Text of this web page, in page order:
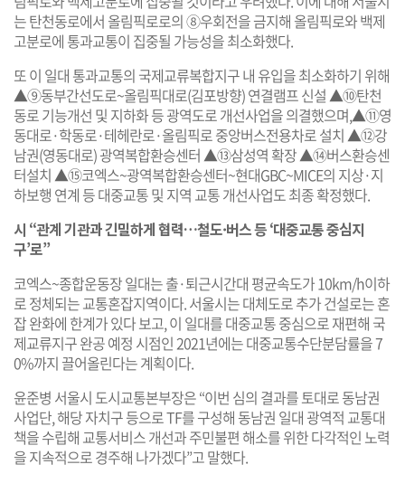
는 탄천동로에서 올림픽로로의 ⑧우회전을 금지해 올림픽로와 백제
고분로에 통과교통이 집중될 가능성을 최소화했다.
또 이 일대 통과교통의 국제교류복합지구 내 유입을 최소화하기 위해
▲⑨동부간선도로~올림픽대로(김포방향) 연결램프 신설 ▲⑩탄천
동로 기능개선 및 지하화 등 광역도로 개선사업을 의결했으며,▲⑪영
동대로·학동로·테헤란로·올림픽로 중앙버스전용차로 설치 ▲⑫강
남권(영동대로) 광역복합환승센터 ▲⑬삼성역 확장 ▲⑭버스환승센
터설치 ▲⑮코엑스~광역복합환승센터~현대GBC~MICE의 지상·지
하보행 연계 등 대중교통 및 지역 교통 개선사업도 최종 확정했다.
시 “관계 기관과 긴밀하게 협력…철도·버스 등 ‘대중교통 중심지
구’로”
코엑스~종합운동장 일대는 출·퇴근시간대 평균속도가 10km/h이하
로 정체되는 교통혼잡지역이다. 서울시는 대체도로 추가 건설로는 혼
잡 완화에 한계가 있다 보고, 이 일대를 대중교통 중심으로 재편해 국
제교류지구 완공 예정 시점인 2021년에는 대중교통수단분담률을 7
0%까지 끌어올린다는 계획이다.
윤준병 서울시 도시교통본부장은 “이번 심의 결과를 토대로 동남권
사업단, 해당 자치구 등으로 TF를 구성해 동남권 일대 광역적 교통대
책을 수립해 교통서비스 개선과 주민불편 해소를 위한 다각적인 노력
을 지속적으로 경주해 나가겠다”고 말했다.